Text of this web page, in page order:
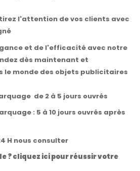
l'attention de vos clients avec
et de l'efficacité avec notre
dès maintenant et
le monde des objets publicitaires
de 2 à 5 jours ouvrés
: 5 à 10 jours ouvrés après
H nous consulter
? cliquez ici pour réussir votre